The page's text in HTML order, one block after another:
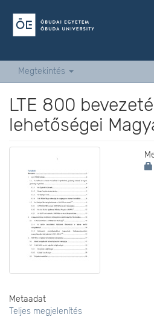
Megtekintés
LTE 800
lehetőségei
Metaadat
Teljes megjelenítés